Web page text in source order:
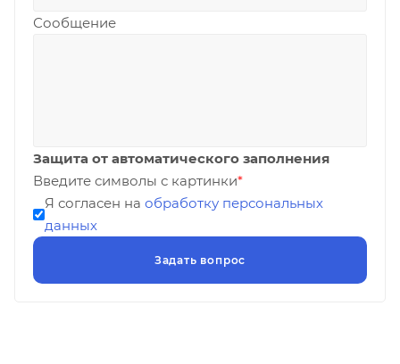
Сообщение
Защита от автоматического заполнения
Введите символы с картинки*
Я согласен на обработку персональных
данных